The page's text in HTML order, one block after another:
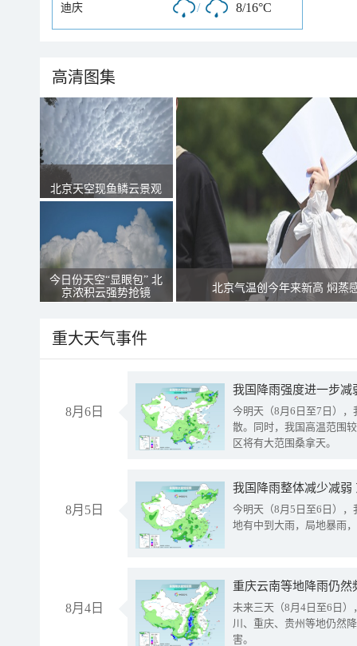
迪庆 / 8/16°C
高清图集
北京天空现鱼鳞云景观
今日份天空“显眼包” 北
京浓积云强势抢镜
北京气温创今年来新高 焖蒸
重大天气事件
8月6日
今明天（8月6日至7日）
散。同时，我国高温范围
区将有大范围桑拿天。
8月5日
我国降雨整体减少减弱
今明天（8月5日至6日）
地有中到大雨，局地暴雨
8月4日
重庆云南等地降雨仍然
未来三天（8月4日至6日
川、重庆、贵州等地仍然
害。